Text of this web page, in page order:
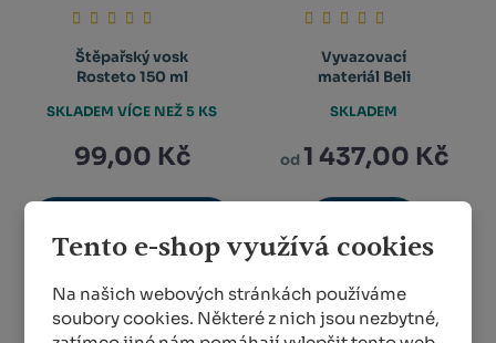
Tento e-shop využívá cookies
Na našich webových stránkách používáme
soubory cookies. Některé z nich jsou nezbytné,
Štěpařský vosk
Rosteto 150 ml
99,00 Kč
SKLADEM VÍCE NEŽ 5 KS
Vyvazovací
materiál Beli
od1 437,00 Kč
SKLADEM
1 2 3 4 5 ... 20